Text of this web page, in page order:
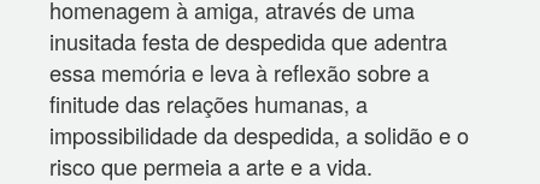
homenagem à amiga, através de uma
inusitada festa de despedida que adentra
essa memória e leva à reflexão sobre a
finitude das relações humanas, a
impossibilidade da despedida, a solidão e o
risco que permeia a arte e a vida.